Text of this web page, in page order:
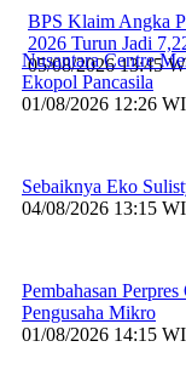
BPS Klaim Angka
2026 Turun Jadi
05/08/2026 13:45
Nusantara Centre
Ekopol Pancasila
01/08/2026 12:26
Sebaiknya Eko
04/08/2026 13:15
Pembahasan
Pengusaha Mikro
01/08/2026 14:15